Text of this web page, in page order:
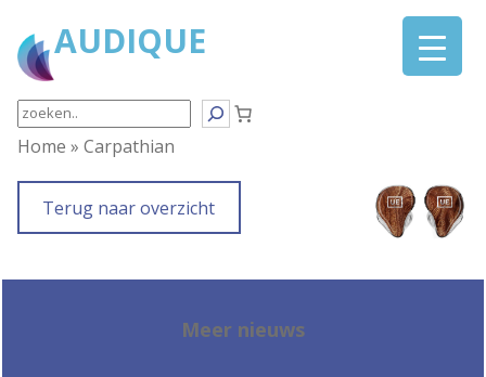
naar
de
AUDIQUE
Search
Home » Carpathian
Terug naar overzicht
Meer nieuws